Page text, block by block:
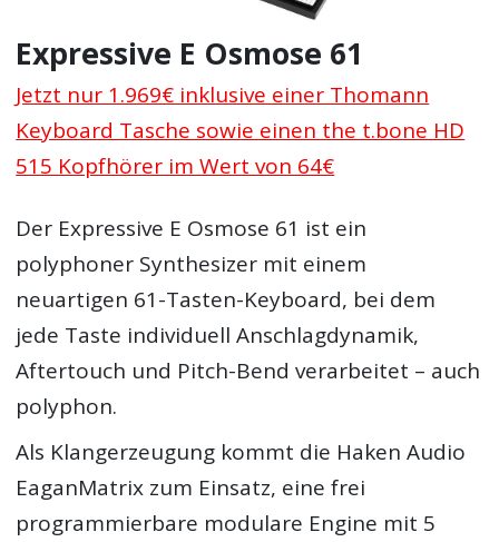
Expressive E Osmose 61
Jetzt nur 1.969€ inklusive einer Thomann
Keyboard Tasche sowie einen the t.bone HD
515 Kopfhörer im Wert von 64€
Der Expressive E Osmose 61 ist ein
polyphoner Synthesizer mit einem
neuartigen 61-Tasten-Keyboard, bei dem
jede Taste individuell Anschlagdynamik,
Aftertouch und Pitch-Bend verarbeitet – auch
polyphon.
Als Klangerzeugung kommt die Haken Audio
EaganMatrix zum Einsatz, eine frei
programmierbare modulare Engine mit 5